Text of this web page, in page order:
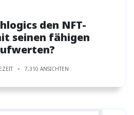
den NFT-
seinen fähigen
7,310 ANSICHTEN